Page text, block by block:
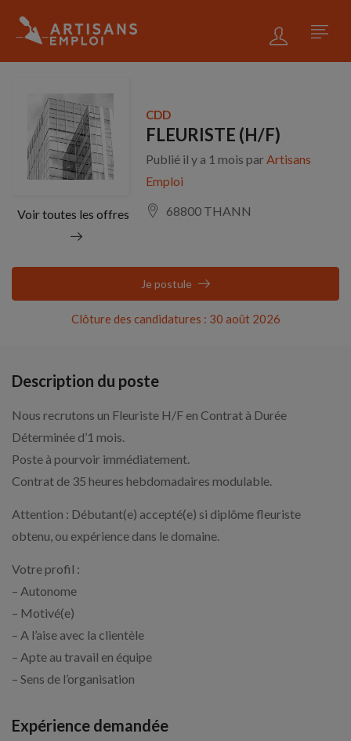
Voir toutes les offres
CDD
FLEURISTE (H/F)
Publié il y a 1 mois par Artisans
Emploi
68800 THANN
Clôture des candidatures : 30 août 2026
Je postule
Description du poste
Nous recrutons un Fleuriste H/F en Contrat à Durée
Déterminée d’1 mois.
Poste à pourvoir immédiatement.
Contrat de 35 heures hebdomadaires modulable.
Attention : Débutant(e) accepté(e) si diplôme fleuriste
obtenu, ou expérience dans le domaine.
Votre profil :
– Autonome
– Motivé(e)
– A l’aise avec la clientèle
– Apte au travail en équipe
– Sens de l’organisation
Expérience demandée